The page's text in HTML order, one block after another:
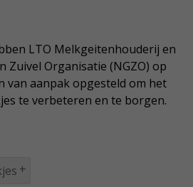
LTO Melkgeitenhouderij en
Zuivel Organisatie (NGZO) op
van aanpak opgesteld om het
te verbeteren en te borgen.